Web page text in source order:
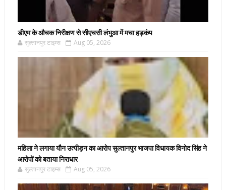
डीएम के औचक निरीक्षण से सीएचसी लंभुआ में मचा हड़कंप
सुल्तानपुर टाइम्स Aug 05, 2026
महिला ने लगाया यौन उत्पीड़न का आरोप सुल्तानपुर भाजपा विधायक विनोद सिंह ने
आरोपों को बताया निराधार
सुल्तानपुर टाइम्स Aug 05, 2026